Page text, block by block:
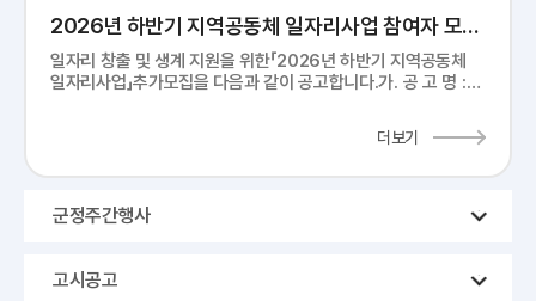
2026년 하반기 지역공동체 일자리사업 참여자 모집
공고(4차)
일자리 창출 및 생계 지원을 위한「2026년 하반기 지역공동체
일자리사업」추가모집을 다음과 같이 공고합니다.가. 공 고 명 :
더보기
군정주간행사
고시공고